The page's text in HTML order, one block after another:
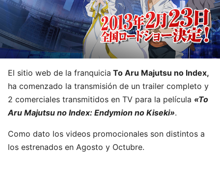
El sitio web de la franquicia To Aru Majutsu no Index,
ha comenzado la transmisión de un trailer completo y
2 comerciales transmitidos en TV para la película «To
Aru Majutsu no Index: Endymion no Kiseki».
Como dato los videos promocionales son distintos a
los estrenados en Agosto y Octubre.